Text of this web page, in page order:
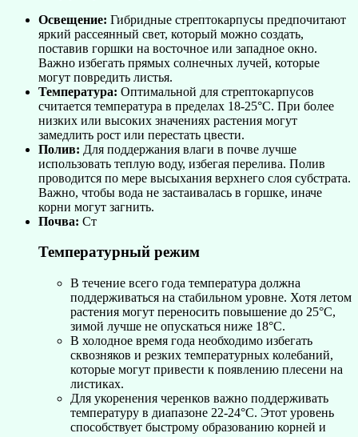
Освещение: Гибридные стрептокарпусы предпочитают
яркий рассеянный свет, который можно создать,
поставив горшки на восточное или западное окно.
Важно избегать прямых солнечных лучей, которые
могут повредить листья.
Температура: Оптимальной для стрептокарпусов
считается температура в пределах 18-25°C. При более
низких или высоких значениях растения могут
замедлить рост или перестать цвести.
Полив: Для поддержания влаги в почве лучше
использовать теплую воду, избегая перелива. Полив
проводится по мере высыхания верхнего слоя субстрата.
Важно, чтобы вода не застаивалась в горшке, иначе
корни могут загнить.
Почва: Ст
Температурный режим
В течение всего года температура должна
поддерживаться на стабильном уровне. Хотя летом
растения могут переносить повышение до 25°C,
зимой лучше не опускаться ниже 18°C.
В холодное время года необходимо избегать
сквозняков и резких температурных колебаний,
которые могут привести к появлению плесени на
листиках.
Для укоренения черенков важно поддерживать
температуру в диапазоне 22-24°C. Этот уровень
способствует быстрому образованию корней и